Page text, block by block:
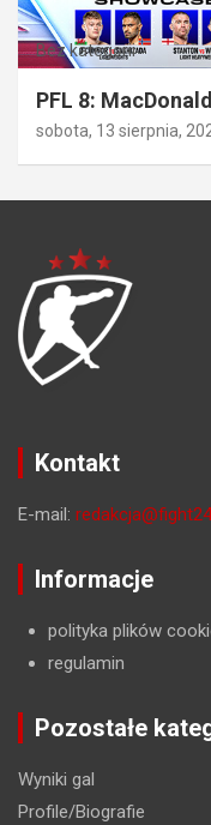
Bez kategorii
PFL 8:
sobota, 13 sierpnia,
Kontakt
E-mail:
Informacje
polityka plików
regulamin
Pozostałe
Wyniki gal
Profile/Biografie